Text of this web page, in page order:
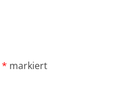
* markiert